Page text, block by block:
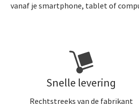
vanaf je smartphone, tablet of
Snelle levering
Rechtstreeks van de fabrikant